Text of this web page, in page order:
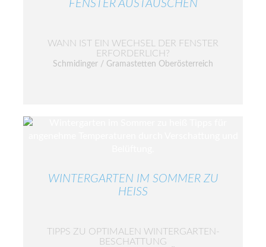
FENSTER AUSTAUSCHEN
WANN IST EIN WECHSEL DER FENSTER
ERFORDERLICH?
Schmidinger / Gramastetten Oberösterreich
WINTERGARTEN IM SOMMER ZU
HEISS
TIPPS ZU OPTIMALEN WINTERGARTEN-
BESCHATTUNG